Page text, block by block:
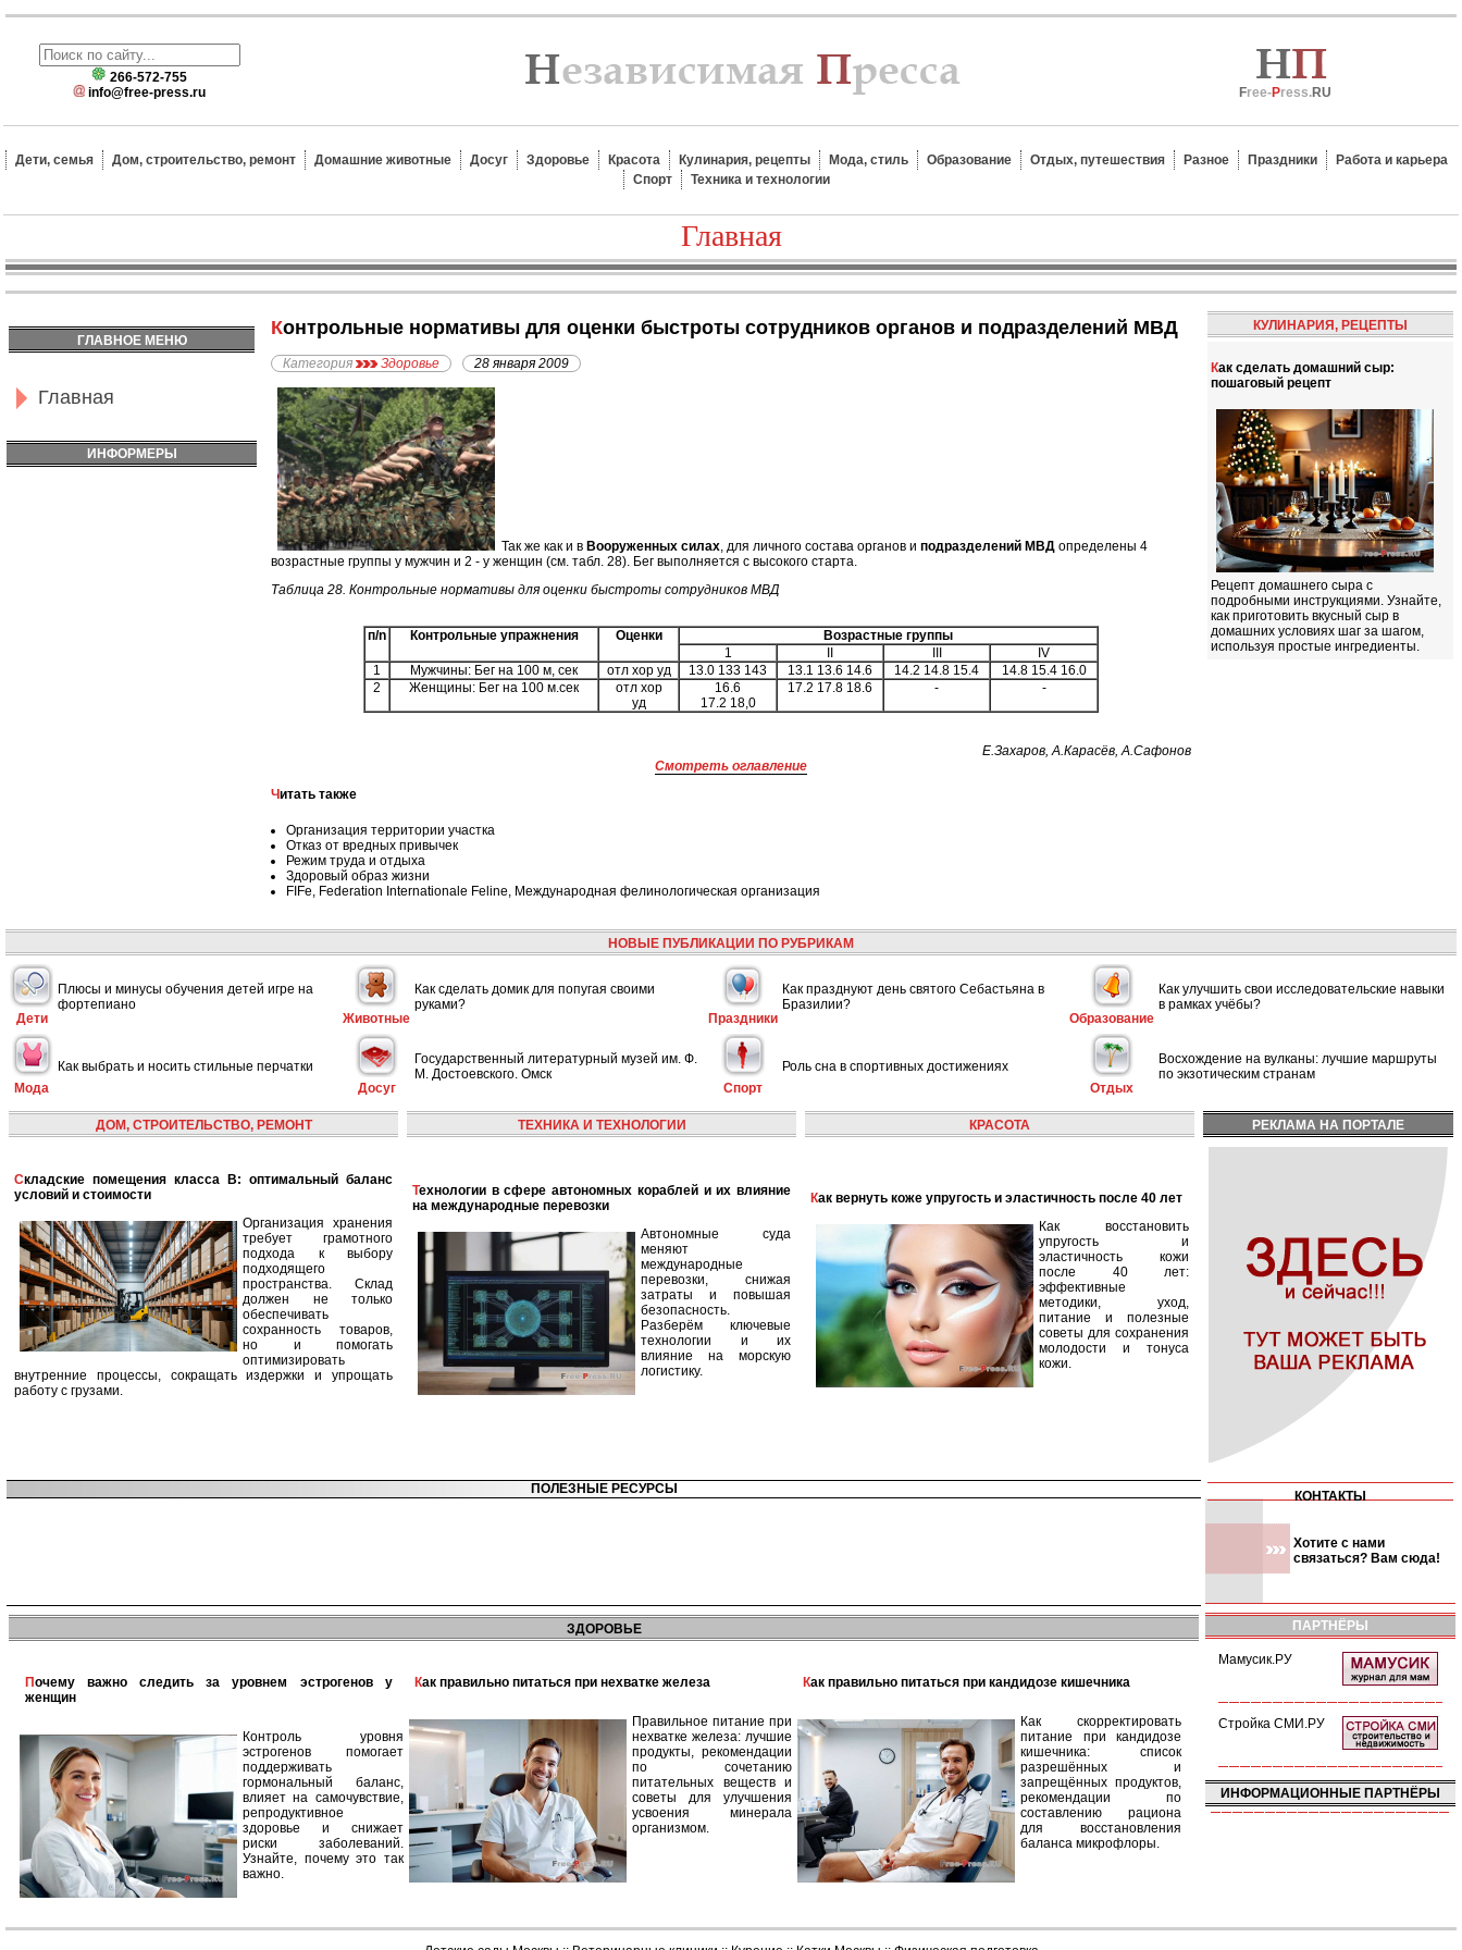
266-572-755
info@free-press.ru
Free-Press.RU
Дети, семья Дом, строительство, ремонт Домашние животные Досуг Здоровье Красота Кулинария, рецепты Мода, стиль Образование Отдых, путешествия Разное Праздники
Работа и карьера
Спорт
Техника и технологии
Главная
ГЛАВНОЕ МЕНЮ
Главная
ИНФОРМЕРЫ
Контрольные нормативы для оценки быстроты сотрудников органов и подразделений МВД
Категория Здоровье 28 января 2009
Так же как и в Вооруженных силах, для личного состава органов и подразделений МВД определены 4
возрастные группы у мужчин и 2 - у женщин (см. табл. 28). Бег выполняется с высокого старта.
Таблица 28. Контрольные нормативы для оценки быстроты сотрудников МВД
п/n Контрольные упражнения Оценки
Возрастные группы
1
IV
1
Мужчины: Бег на 100 м, сек отл хор уд 13.0 133 143 13.1 13.6 14.6 14.2 14.8 15.4
14.8 15.4 16.0
2
Женщины: Бег на 100 м.сек
отл хор
уд
16.6
17.2 18,0
17.2 17.8 18.6 - -
Е.Захаров, А.Карасёв, А.Сафонов
Смотреть оглавление
Читать также
Организация территории участка
Отказ от вредных привычек
Режим труда и отдыха
Здоровый образ жизни
FIFe, Federation Internationale Feline, Международная фелинологическая организация
КУЛИНАРИЯ, РЕЦЕПТЫ
Как сделать домашний сыр:
пошаговый рецепт
Рецепт домашнего сыра с
подробными инструкциями. Узнайте,
как приготовить вкусный сыр в
домашних условиях шаг за шагом,
используя простые ингредиенты.
НОВЫЕ ПУБЛИКАЦИИ ПО РУБРИКАМ
Дети
Плюсы и минусы обучения детей игре на
фортепиано
Животные
Как сделать домик для попугая своими
руками?
Праздники
Как празднуют день святого Себастьяна в
Бразилии?
Образование
Как улучшить свои исследовательские навыки
в рамках учёбы?
Мода
Как выбрать и носить стильные перчатки
Досуг
Государственный литературный музей им. Ф.
М. Достоевского. Омск
Спорт
Роль сна в спортивных достижениях
Отдых
Восхождение на вулканы: лучшие маршруты
по экзотическим странам
ДОМ, СТРОИТЕЛЬСТВО, РЕМОНТ
Складские помещения класса B: оптимальный баланс
условий и стоимости
Организация хранения
требует грамотного
подхода к выбору
подходящего
пространства. Склад
должен не только
обеспечивать
сохранность товаров,
но и помогать
оптимизировать
внутренние процессы, сокращать издержки и упрощать
работу с грузами.
ТЕХНИКА И ТЕХНОЛОГИИ
Технологии в сфере автономных кораблей и их влияние
на международные перевозки
Автономные суда
меняют
международные
перевозки, снижая
затраты и повышая
безопасность.
Разберём ключевые
технологии и их
влияние на морскую
логистику.
КРАСОТА
Как вернуть коже упругость и эластичность после 40 лет
Как восстановить
упругость и
эластичность кожи
после 40 лет:
эффективные
методики, уход,
питание и полезные
советы для сохранения
молодости и тонуса
кожи.
РЕКЛАМА НА ПОРТАЛЕ
ПОЛЕЗНЫЕ РЕСУРСЫ КОНТАКТЫ
Хотите с нами
связаться? Вам сюда!
ЗДОРОВЬЕ
Почему важно следить за уровнем эстрогенов у
женщин
Контроль уровня
эстрогенов помогает
поддерживать
гормональный баланс,
влияет на самочувствие,
репродуктивное
здоровье и снижает
риски заболеваний.
Узнайте, почему это так
важно.
Как правильно питаться при нехватке железа
Правильное питание при
нехватке железа: лучшие
продукты, рекомендации
по сочетанию
питательных веществ и
советы для улучшения
усвоения минерала
организмом.
Как правильно питаться при кандидозе кишечника
Как скорректировать
питание при кандидозе
кишечника: список
разрешённых и
запрещённых продуктов,
рекомендации по
составлению рациона
для восстановления
баланса микрофлоры.
ПАРТНЁРЫ
Мамусик.РУ
Стройка СМИ.РУ
ИНФОРМАЦИОННЫЕ ПАРТНЁРЫ